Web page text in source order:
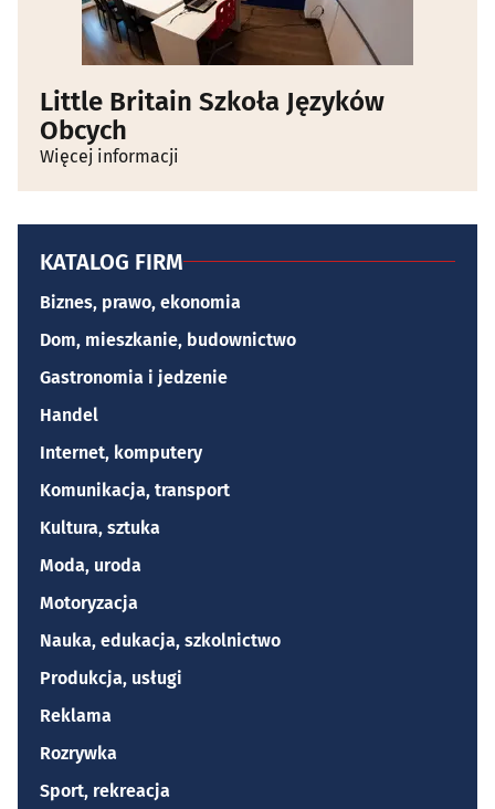
Little Britain Szkoła Języków
Obcych
Więcej informacji
KATALOG FIRM
Biznes, prawo, ekonomia
Dom, mieszkanie, budownictwo
Gastronomia i jedzenie
Handel
Internet, komputery
Komunikacja, transport
Kultura, sztuka
Moda, uroda
Motoryzacja
Nauka, edukacja, szkolnictwo
Produkcja, usługi
Reklama
Rozrywka
Sport, rekreacja